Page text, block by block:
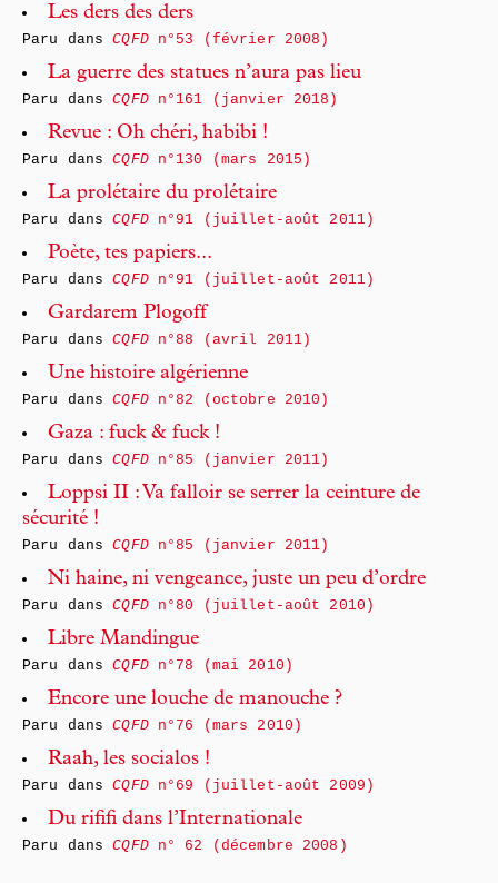
Les ders des ders
Paru dansCQFDn°53 (février 2008)
La guerre des statues n’aura pas lieu
Paru dansCQFDn°161 (janvier 2018)
Revue : Oh chéri, habibi !
Paru dansCQFDn°130 (mars 2015)
La prolétaire du prolétaire
Paru dansCQFDn°91 (juillet-août 2011)
Poète, tes papiers...
Paru dansCQFDn°91 (juillet-août 2011)
Gardarem Plogoff
Paru dansCQFDn°88 (avril 2011)
Une histoire algérienne
Paru dansCQFDn°82 (octobre 2010)
Gaza : fuck & fuck !
Paru dansCQFDn°85 (janvier 2011)
Loppsi II : Va falloir se serrer la ceinture de
sécurité !
Paru dansCQFDn°85 (janvier 2011)
Ni haine, ni vengeance, juste un peu d’ordre
Paru dansCQFDn°80 (juillet-août 2010)
Libre Mandingue
Paru dansCQFDn°78 (mai 2010)
Encore une louche de manouche ?
Paru dansCQFDn°76 (mars 2010)
Raah, les socialos !
Paru dansCQFDn°69 (juillet-août 2009)
Du rififi dans l’Internationale
Paru dansCQFDn° 62 (décembre 2008)